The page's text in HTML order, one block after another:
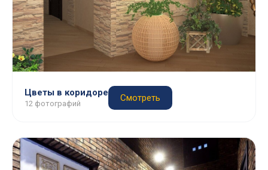
Цветы в коридоре
12 фотографий
Смотреть